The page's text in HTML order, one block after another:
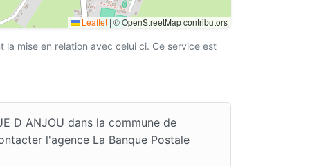
Leaflet | © OpenStreetMap contributors
mise en relation avec celui ci. Ce service est
D ANJOU dans la commune de
l'agence La Banque Postale